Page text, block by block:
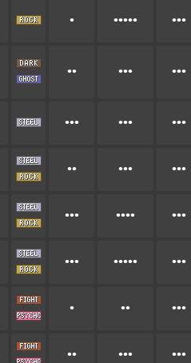
• ••••• •••
•• ••• •••
••• ••• •••
•• ••• •••
••• •••• •••
••• ••••• •••
• •• •••
•• ••• •••